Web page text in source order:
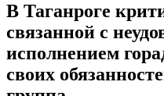
В Таганроге
связанной с
исполнением
своих